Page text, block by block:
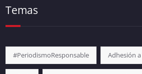
Temas
#PeriodismoResponsable Adhesión